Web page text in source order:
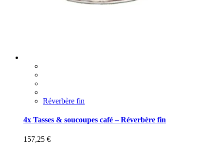
Réverbère fin
4x Tasses & soucoupes café – Réverbère fin
157,25 €